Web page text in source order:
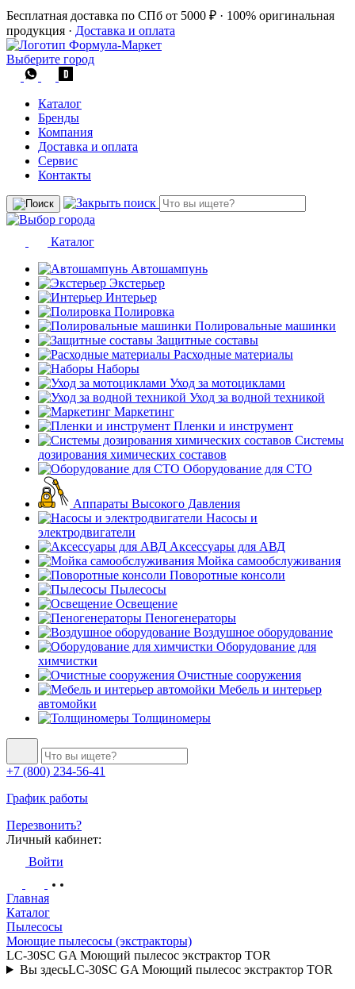
Бесплатная доставка по СПб от 5000 ₽ · 100% оригинальная
продукция · Доставка и оплата
Выберите город
Каталог
Бренды
Компания
Доставка и оплата
Сервис
Контакты
Каталог
Автошампунь
Экстерьер
Интерьер
Полировка
Полировальные машинки
Защитные составы
Расходные материалы
Наборы
Уход за мотоциклами
Уход за водной техникой
Маркетинг
Пленки и инструмент
Системы
дозирования химических составов
Оборудование для СТО
Аппараты Высокого Давления
Насосы и
электродвигатели
Аксессуары для АВД
Мойка самообслуживания
Поворотные консоли
Пылесосы
Освещение
Пеногенераторы
Воздушное оборудование
Оборудование для
химчистки
Очистные сооружения
Мебель и интерьер
автомойки
Толщиномеры
+7 (800) 234-56-41
График работы
Перезвонить?
Личный кабинет:
Войти
Главная
Каталог
Пылесосы
Моющие пылесосы (экстракторы)
LC-30SC GA Моющий пылесос экстрактор TOR
Вы здесьLC-30SC GA Моющий пылесос экстрактор TOR